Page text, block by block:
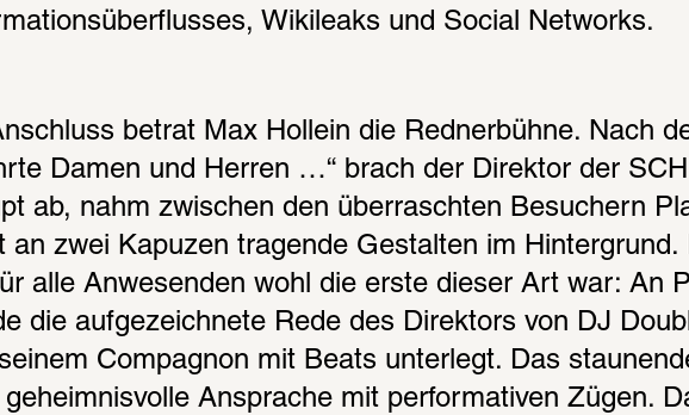
Wikileaks und Social Networks.
betrat Max Hollein die Rednerbühne. Nach
Damen und Herren …“ brach der Direktor der
ab, nahm zwischen den überraschten Besuchern
an zwei Kapuzen tragende Gestalten im Hintergrund.
alle Anwesenden wohl die erste dieser Art war: An
die aufgezeichnete Rede des Direktors von DJ
Compagnon mit Beats unterlegt. Das
geheimnisvolle Ansprache mit performativen Zügen.